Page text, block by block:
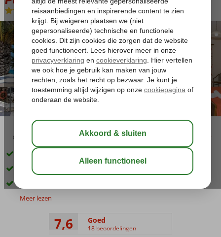
Logies-Hotel
03:05
Rustig gelegen
Direct aan zee
Meer lezen
7,6 Goed
18 beoordelingen